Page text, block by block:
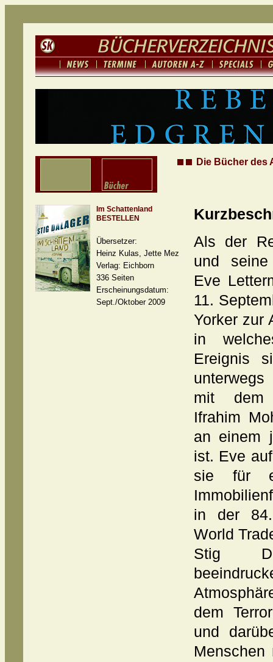
Die Bücher des
Im Schattenland
BESTELLEN
Übersetzer:
Heinz Kulas, Jette Mez
Verlag: Eichborn
336 Seiten
Erscheinungsdatum:
Sept./Oktober 2009
Als der
und seine
Eve
11.
Yorker zur
in
Ereignis
mit dem
Ifrahim
an einem
ist. Eve
sie für
in der
World
Stig
dem
und